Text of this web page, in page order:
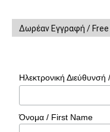
Δωρέαν Εγγραφή /
Ηλεκτρονική
Όνομα / First Name